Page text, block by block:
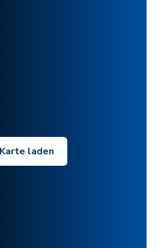
Karte laden